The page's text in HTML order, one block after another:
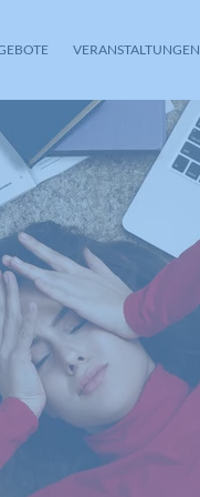
VERANSTALTUNGEN